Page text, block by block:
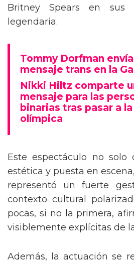
Britney Spears en sus
legendaria.
Tommy Dorfman
mensaje trans en la
Nikki Hiltz comparte
mensaje para las
binarias tras pasar a
olímpica
Este espectáculo no solo
estética y puesta en
representó un fuerte
contexto cultural
pocas, si no la primera,
visiblemente explícitas de
Además, la actuación se